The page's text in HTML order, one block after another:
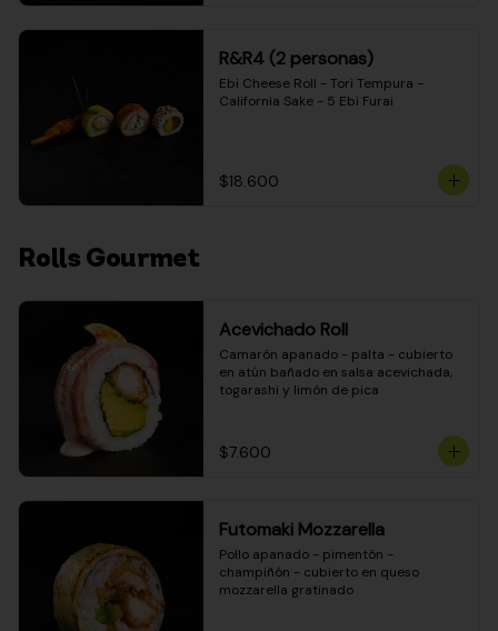
R&R4 (2 personas)
Ebi Cheese Roll - Tori Tempura -
California Sake - 5 Ebi Furai
$18.600
Rolls Gourmet
Acevichado Roll
Camarón apanado - palta - cubierto
en atún bañado en salsa acevichada,
togarashi y limón de pica
$7.600
Futomaki Mozzarella
Pollo apanado - pimentón -
champiñón - cubierto en queso
mozzarella gratinado